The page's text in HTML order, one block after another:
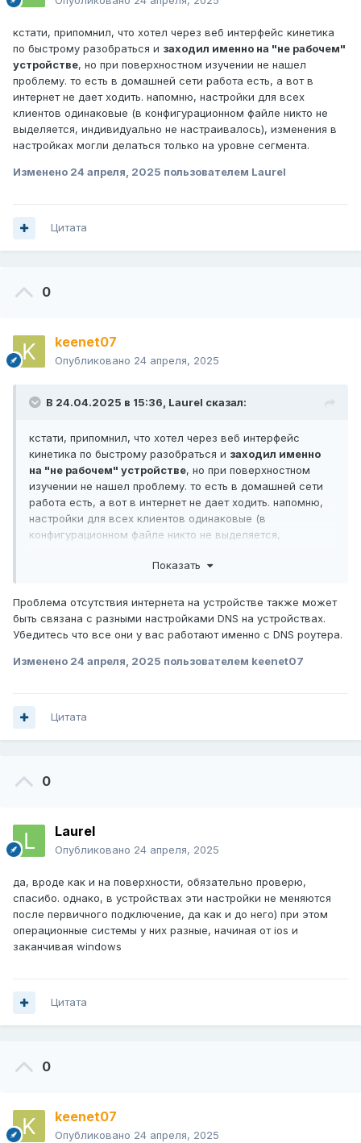
кстати, припомнил, что хотел через веб интерфейс кинетика
по быстрому разобраться и заходил именно на "не рабочем"
устройстве, но при поверхностном изучении не нашел
проблему. то есть в домашней сети работа есть, а вот в
интернет не дает ходить. напомню, настройки для всех
клиентов одинаковые (в конфигурационном файле никто не
выделяется, индивидуально не настраивалось), изменения в
настройках могли делаться только на уровне сегмента.
Изменено 24 апреля, 2025 пользователем Laurel
Цитата
0
keenet07
Опубликовано 24 апреля, 2025
В 24.04.2025 в 15:36, Laurel сказал:
кстати, припомнил, что хотел через веб интерфейс
кинетика по быстрому разобраться и заходил именно
на "не рабочем" устройстве, но при поверхностном
изучении не нашел проблему. то есть в домашней сети
работа есть, а вот в интернет не дает ходить. напомню,
настройки для всех клиентов одинаковые (в
конфигурационном файле никто не выделяется,
настройках могли делаться только на уровне сегмента.
Показать
Проблема отсутствия интернета на устройстве также может
быть связана с разными настройками DNS на устройствах.
Убедитесь что все они у вас работают именно с DNS роутера.
Изменено 24 апреля, 2025 пользователем keenet07
Цитата
0
Laurel
Опубликовано 24 апреля, 2025
да, вроде как и на поверхности, обязательно проверю,
спасибо. однако, в устройствах эти настройки не меняются
после первичного подключение, да как и до него) при этом
операционные системы у них разные, начиная от ios и
заканчивая windows
Цитата
0
keenet07
Опубликовано 24 апреля, 2025